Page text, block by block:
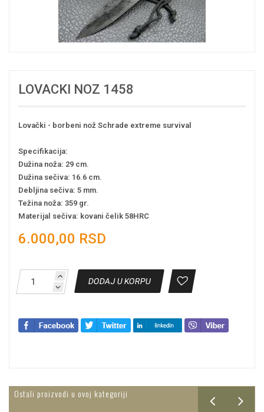
LOVACKI NOZ 1458
Lovački - borbeni nož Schrade extreme survival
Specifikacija:
Dužina noža: 29 cm.
Dužina sečiva: 16.6 cm.
Debljina sečiva: 5 mm.
Težina noža: 359 gr.
Materijal sečiva: kovani čelik 58HRC
6.000,00 RSD
DODAJ U KORPU
Ostali proizvodi u ovoj kategoriji